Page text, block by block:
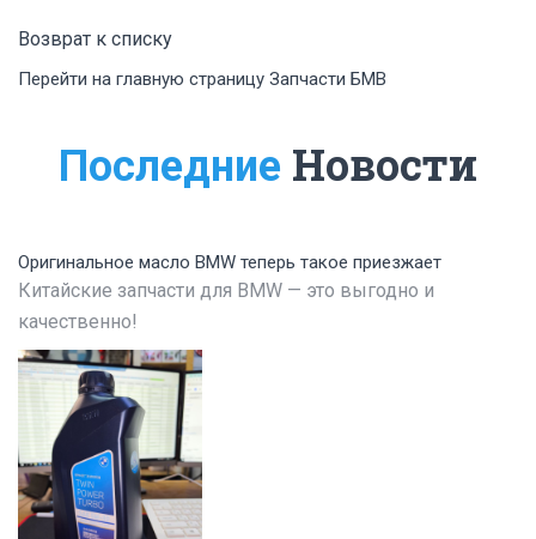
Возврат к списку
Перейти на главную страницу Запчасти БМВ
Последние Новости
Оригинальное масло BMW теперь такое приезжает
Китайские запчасти для BMW — это выгодно и
качественно!